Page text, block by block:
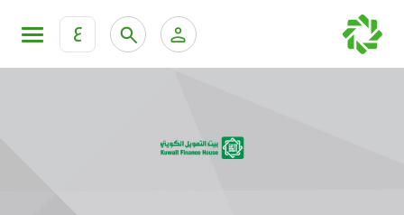
ع
KFH Online Corporate Banking Services